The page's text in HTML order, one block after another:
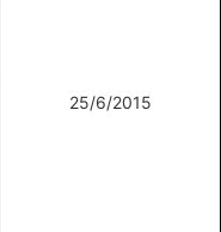
25/6/2015